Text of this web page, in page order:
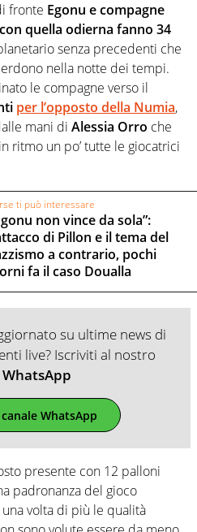
fronte Egonu e compagne
con quella odierna fanno 34
senza precedenti che
nella notte dei tempi.
le compagne verso il
per l’opposto della Numia,
mani di Alessia Orro che
ritmo un po’ tutte le giocatrici
ti può interessare
non vince da sola”:
di Pillon e il tema del
a contrario, pochi
fa il caso Doualla
su ultime news di
live? Iscriviti al nostro
WhatsApp
WhatsApp
presente con 12 palloni
padronanza del gioco
volta di più le qualità